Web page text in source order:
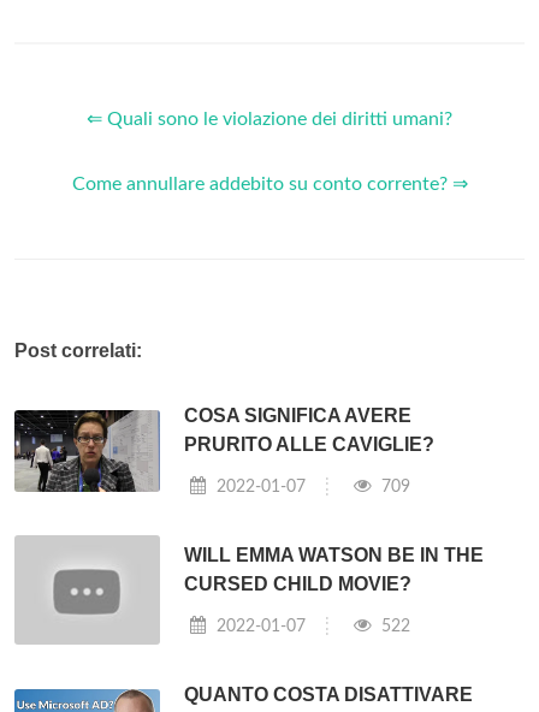
⇐ Quali sono le violazione dei diritti umani?
Come annullare addebito su conto corrente? ⇒
Post correlati:
COSA SIGNIFICA AVERE
PRURITO ALLE CAVIGLIE?
2022-01-07 709
WILL EMMA WATSON BE IN THE
CURSED CHILD MOVIE?
2022-01-07 522
QUANTO COSTA DISATTIVARE